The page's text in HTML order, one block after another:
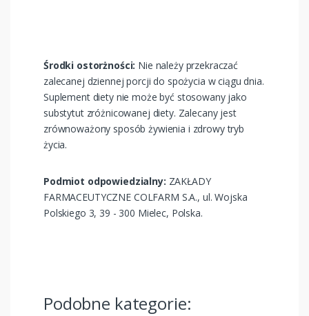
Środki ostorżności: Nie należy przekraczać
zalecanej dziennej porcji do spożycia w ciągu dnia.
Suplement diety nie może być stosowany jako
substytut zróżnicowanej diety. Zalecany jest
zrównoważony sposób żywienia i zdrowy tryb
życia.
Podmiot odpowiedzialny: ZAKŁADY
FARMACEUTYCZNE COLFARM S.A., ul. Wojska
Polskiego 3, 39 - 300 Mielec, Polska.
Podobne kategorie: